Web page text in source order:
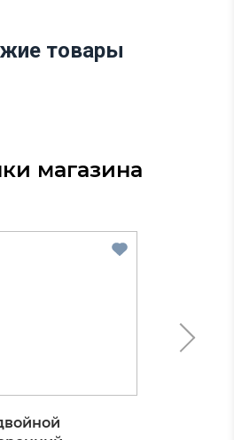
товары
магазина